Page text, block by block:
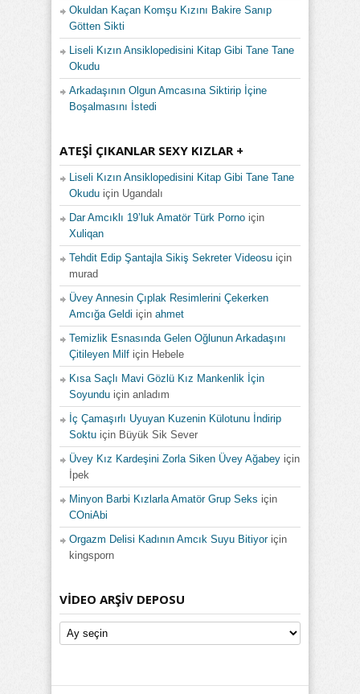
Okuldan Kaçan Komşu Kızını Bakire Sanıp
Götten Sikti
Liseli Kızın Ansiklopedisini Kitap Gibi Tane Tane
Okudu
Arkadaşının Olgun Amcasına Siktirip İçine
Boşalmasını İstedi
ATEŞI ÇIKANLAR SEXY KIZLAR +
Liseli Kızın Ansiklopedisini Kitap Gibi Tane Tane
Okudu için Ugandalı
Dar Amcıklı 19’luk Amatör Türk Porno için
Xuliqan
Tehdit Edip Şantajla Sikiş Sekreter Videosu için
murad
Üvey Annesin Çıplak Resimlerini Çekerken
Amcığa Geldi için ahmet
Temizlik Esnasında Gelen Oğlunun Arkadaşını
Çitileyen Milf için Hebele
Kısa Saçlı Mavi Gözlü Kız Mankenlik İçin
Soyundu için anladım
İç Çamaşırlı Uyuyan Kuzenin Külotunu İndirip
Soktu için Büyük Sik Sever
Üvey Kız Kardeşini Zorla Siken Üvey Ağabey için
İpek
Minyon Barbi Kızlarla Amatör Grup Seks için
COniAbi
Orgazm Delisi Kadının Amcık Suyu Bitiyoriçin
kingsporn
VIDEO ARŞIV DEPOSU
Video
Arşiv